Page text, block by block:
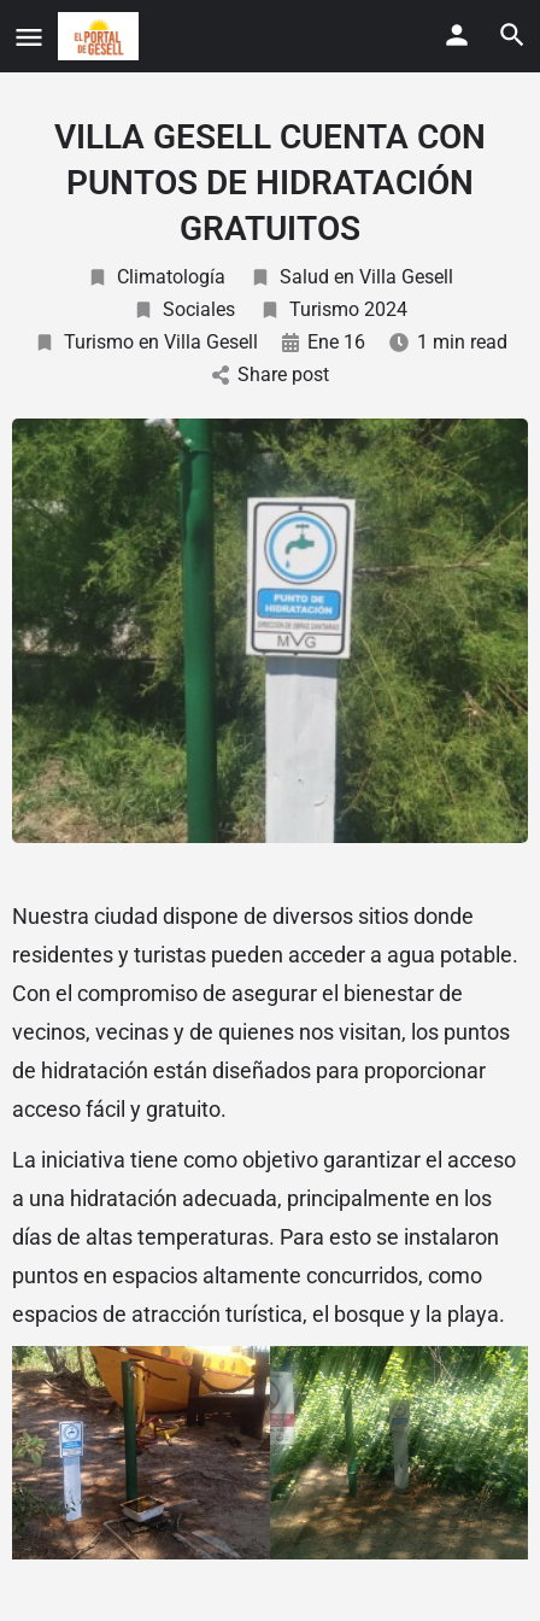
VILLA GESELL CUENTA CON
PUNTOS DE HIDRATACIÓN
GRATUITOS
Climatología
Salud en Villa Gesell
Sociales
Turismo 2024
Turismo en Villa Gesell
Ene 16
1 min read
Share post
Nuestra ciudad dispone de diversos sitios donde
residentes y turistas pueden acceder a agua potable.
Con el compromiso de asegurar el bienestar de
vecinos, vecinas y de quienes nos visitan, los puntos
de hidratación están diseñados para proporcionar
acceso fácil y gratuito.
La iniciativa tiene como objetivo garantizar el acceso
a una hidratación adecuada, principalmente en los
días de altas temperaturas. Para esto se instalaron
puntos en espacios altamente concurridos, como
espacios de atracción turística, el bosque y la playa.